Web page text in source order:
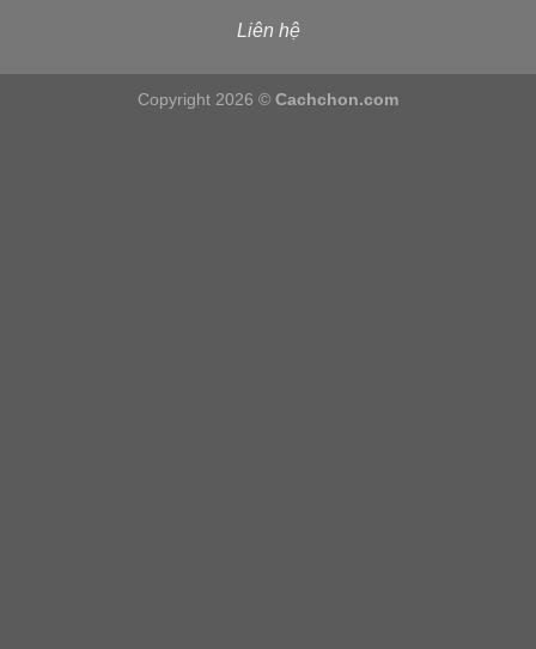
Liên hệ
Copyright 2026 © Cachchon.com